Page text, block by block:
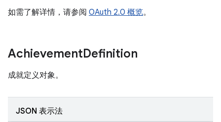
如需了解详情，请参阅 OAuth 2.0 概览。
AchievementDefinition
成就定义对象。
JSON 表示法